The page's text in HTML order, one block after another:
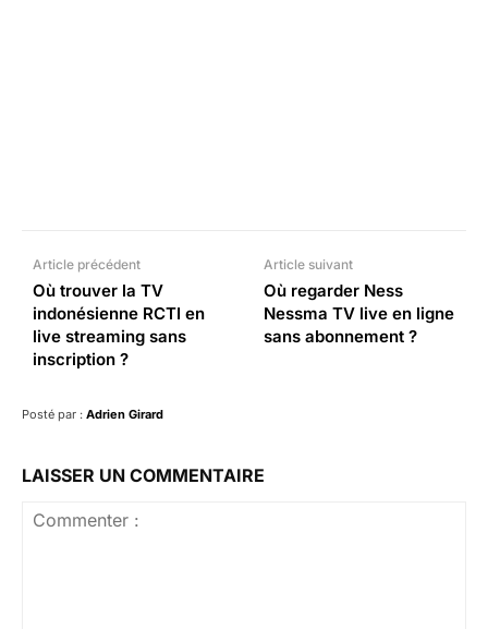
Article précédent
Où trouver la TV
indonésienne RCTI en
live streaming sans
inscription ?
Article suivant
Où regarder Ness
Nessma TV live en ligne
sans abonnement ?
Posté par : Adrien Girard
LAISSER UN COMMENTAIRE